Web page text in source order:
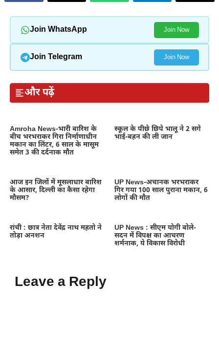
Join WhatsApp Join Now
Join Telegram Join Now
और पढ़ें
Amroha News-भारी बारिश के
बीच भरभराकर गिरा निर्माणाधीन
मकान का लिंटर, 6 साल के मासूम
समेत 3 की दर्दनाक मौत
स्कूल के पीछे छिपे भालू ने 2 सगे
भाई-बहन की ली जान
आज इन जिलों में मूसलाधार बारिश
के आसार, दिल्ली का कैसा रहेगा
मौसम?
UP News-अचानक भरभराकर
गिर गया 100 साल पुराना मकान, 6
लोगों की मौत
रांची : छात्र नेता देवेंद्र नाथ महतो ने
तोड़ा अनशन
UP News : सीएम योगी बोले-
सदन में विपक्ष का आचरण
शर्मनाक, ये विकास विरोधी
Leave a Reply